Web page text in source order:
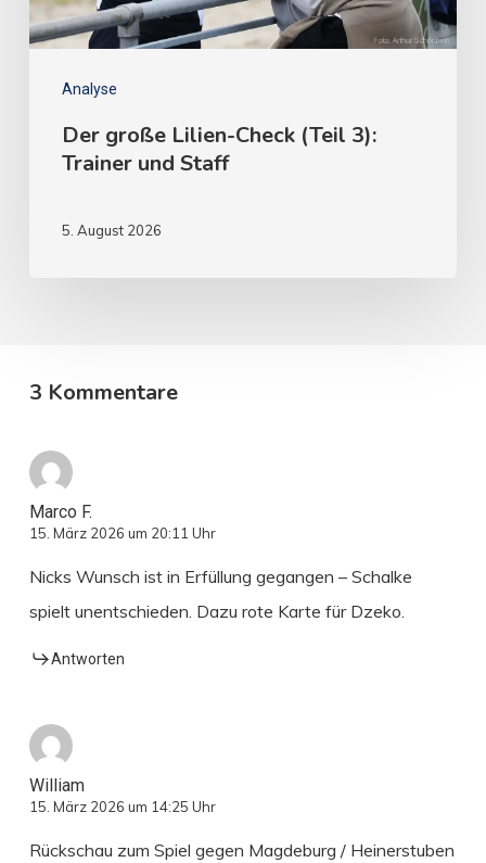
Analyse
Der große Lilien-Check (Teil 3):
Trainer und Staff
5. August 2026
3 Kommentare
Marco F.
15. März 2026 um 20:11 Uhr
Nicks Wunsch ist in Erfüllung gegangen – Schalke
spielt unentschieden. Dazu rote Karte für Dzeko.
Antworten
William
15. März 2026 um 14:25 Uhr
Rückschau zum Spiel gegen Magdeburg / Heinerstuben